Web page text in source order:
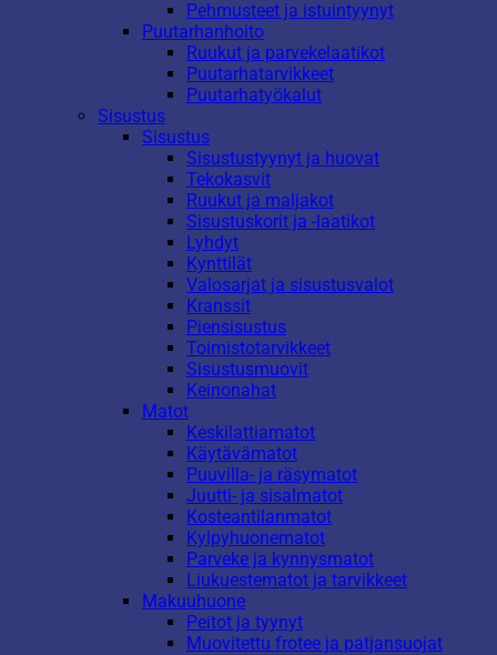
Pehmusteet ja istuintyynyt
Puutarhanhoito
Ruukut ja parvekelaatikot
Puutarhatarvikkeet
Puutarhatyökalut
Sisustus
Sisustus
Sisustustyynyt ja huovat
Tekokasvit
Ruukut ja maljakot
Sisustuskorit ja -laatikot
Lyhdyt
Kynttilät
Valosarjat ja sisustusvalot
Kranssit
Piensisustus
Toimistotarvikkeet
Sisustusmuovit
Keinonahat
Matot
Keskilattiamatot
Käytävämatot
Puuvilla- ja räsymatot
Juutti- ja sisalmatot
Kosteantilanmatot
Kylpyhuonematot
Parveke ja kynnysmatot
Liukuestematot ja tarvikkeet
Makuuhuone
Peitot ja tyynyt
Muovitettu frotee ja patjansuojat